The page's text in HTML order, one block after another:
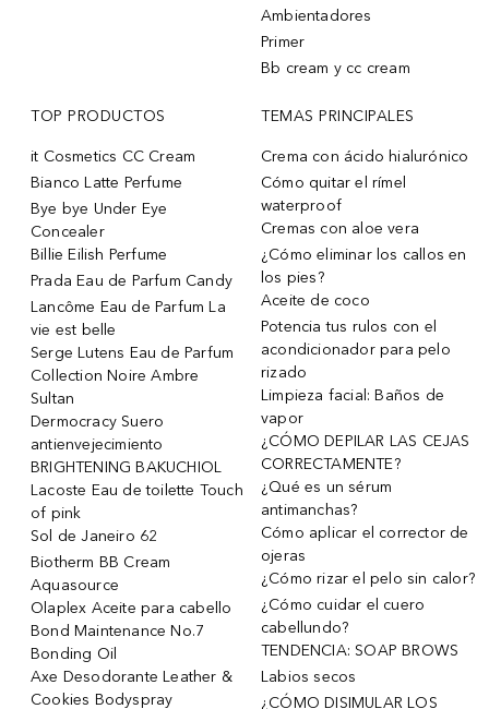
Ambientadores
Primer
Bb cream y cc cream
TOP PRODUCTOS
it Cosmetics CC Cream
Bianco Latte Perfume
Bye bye Under Eye
Concealer
Billie Eilish Perfume
Prada Eau de Parfum Candy
Lancôme Eau de Parfum La
vie est belle
Serge Lutens Eau de Parfum
Collection Noire Ambre
Sultan
Dermocracy Suero
antienvejecimiento
BRIGHTENING BAKUCHIOL
Lacoste Eau de toilette Touch
of pink
Sol de Janeiro 62
Biotherm BB Cream
Aquasource
Olaplex Aceite para cabello
Bond Maintenance No.7
Bonding Oil
Axe Desodorante Leather &
Cookies Bodyspray
TEMAS PRINCIPALES
Crema con ácido hialurónico
Cómo quitar el rímel
waterproof
Cremas con aloe vera
¿Cómo eliminar los callos en
los pies?
Aceite de coco
Potencia tus rulos con el
acondicionador para pelo
rizado
Limpieza facial: Baños de
vapor
¿CÓMO DEPILAR LAS CEJAS
CORRECTAMENTE?
¿Qué es un sérum
antimanchas?
Cómo aplicar el corrector de
ojeras
¿Cómo rizar el pelo sin calor?
¿Cómo cuidar el cuero
cabellundo?
TENDENCIA: SOAP BROWS
Labios secos
¿CÓMO DISIMULAR LOS